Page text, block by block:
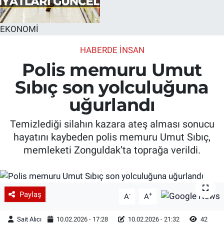
EKONOMİ
HABERDE INSAN
Polis memuru Umut
Sıbıç son yolculuğuna
uğurlandı
Temizlediği silahın kazara ateş alması sonucu
hayatını kaybeden polis memuru Umut Sıbıç,
memleketi Zonguldak’ta toprağa verildi.
Paylaş A- A+
Sait Alıcı 10.02.2026 - 17:28 10.02.2026 - 21:32
42